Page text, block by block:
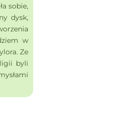
sobie,
dysk,
w
Ze
byli